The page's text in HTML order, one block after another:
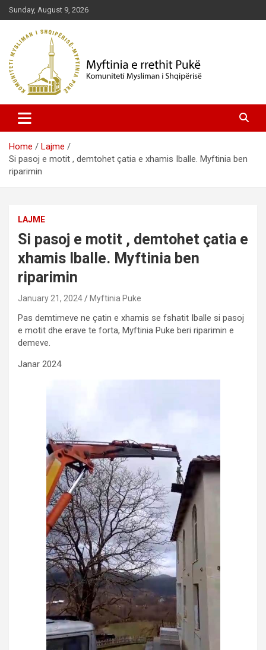
Skip
to
content
Sunday, August 9, 2026
Myftinia Pukë | Faqja Zyrtare
Home
Lajme
Si pasoj e motit , demtohet çatia e xhamis Iballe. Myftinia ben
riparimin
LAJME
Si pasoj e motit , demtohet çatia e
xhamis Iballe. Myftinia ben
riparimin
January 21, 2024 Myftinia Puke
Pas demtimeve ne çatin e xhamis se fshatit Iballe si pasoj
e motit dhe erave te forta, Myftinia Puke beri riparimin e
demeve.
Janar 2024